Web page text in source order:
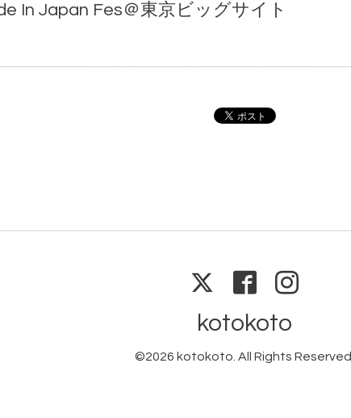
In Japan Fes＠東京ビッグサイト
kotokoto
©2026 kotokoto . All Rights Reserved.